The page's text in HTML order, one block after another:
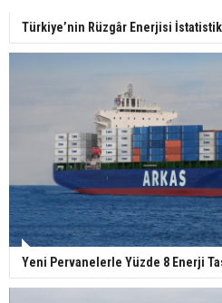
Türkiye’nin Rüzgâr Enerjisi İstatistik
Yeni Pervanelerle Yüzde 8 Enerji